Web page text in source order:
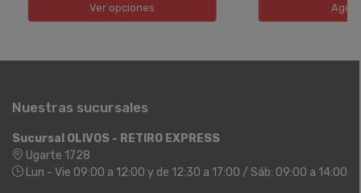
Ver opciones
Nuestras sucursales
Sucursal OLIVOS - RETIRO EXPRESS
Ugarte 1728
Lun - Vie 09:00 a 12:00 y de 12:30 a 17:00 / Sáb: 09:00 a 14:00